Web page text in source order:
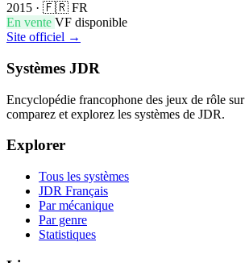
2015 · 🇫🇷 FR
En vente VF disponible
Site officiel →
Systèmes JDR
Encyclopédie francophone des jeux de rôle
comparez et explorez les systèmes de JDR.
Explorer
Tous les systèmes
JDR Français
Par mécanique
Par genre
Statistiques